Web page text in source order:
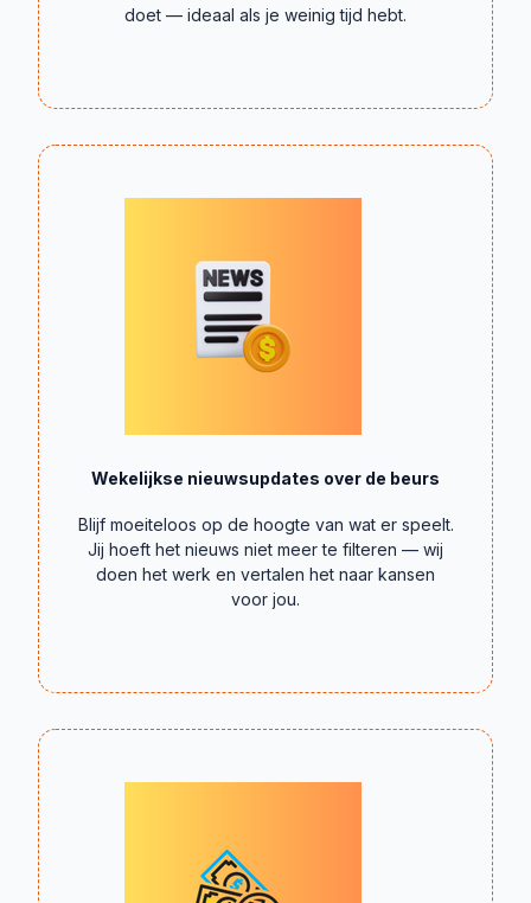
doet — ideaal als je weinig tijd hebt.
Wekelijkse nieuwsupdates over de beurs
Blijf moeiteloos op de hoogte van wat er speelt.
Jij hoeft het nieuws niet meer te filteren — wij
doen het werk en vertalen het naar kansen
voor jou.